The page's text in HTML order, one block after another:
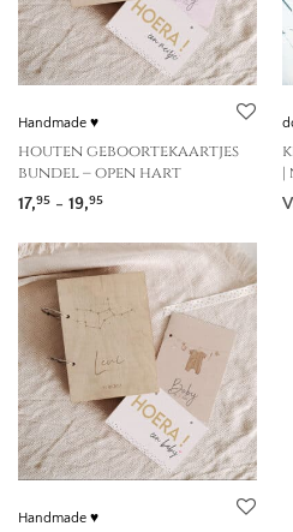
Handmade ♥
houten geboortekaartjes
bundel – open hart
17,95 - 19,95Prijsklasse: 17,95 tot
|
Handmade ♥